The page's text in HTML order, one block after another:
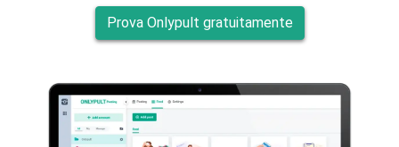
Prova Onlypult gratuitamente